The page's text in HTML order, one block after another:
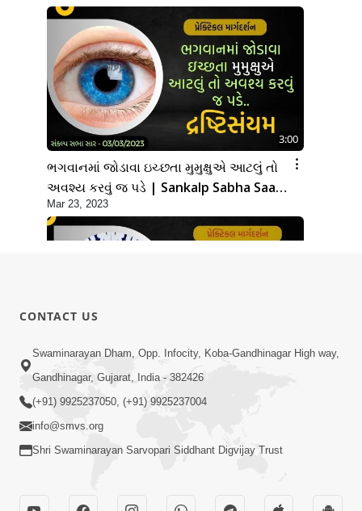
3:00
ભગવાનમાં જોડાવા ઇચ્છતા મુમુક્ષુએ આટલું તો
અવશ્ય કરવું જ પડે | Sankalp Sabha Saar
03/03/2023 | SMVS
Mar 23, 2023
2:00
મહારાજની મૂર્તિમાં રહીને કિર્તનભક્તિ કરવાની
સરળ રીત | Sankalp Sabha Saar
18/03/2023
CONTACT US
Swaminarayan Dham, Opp. Infocity, Koba-Gandhinagar High way,
Gandhinagar, Gujarat, India - 382426
(+91) 9925237050, (+91) 9925237004
info@smvs.org
Shri Swaminarayan Sarvopari Siddhant Digvijay Trust